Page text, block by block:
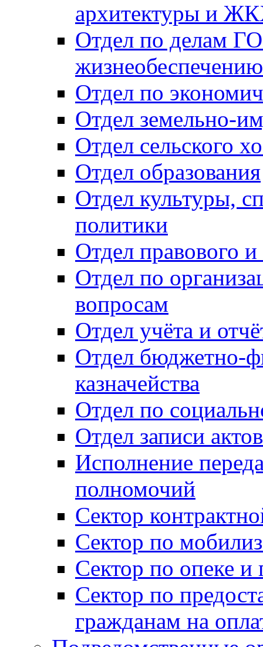
архитектуры и
Отдел по делам
Отдел по
Отдел земельно-
Отдел сельского
Отдел образования
Отдел культуры,
политики
Отдел правового
Отдел по
вопросам
Отдел учёта и
Отдел бюджетно-
казначейства
Отдел по
Отдел записи
Исполнение
полномочий
Сектор
Сектор по
Сектор по опеке и
Сектор по
гражданам на